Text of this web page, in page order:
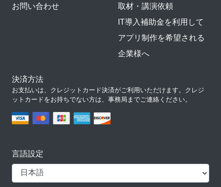
お問い合わせ
取材・講演依頼
IT導入補助金を利用して
アプリ制作を希望される
企業様へ
決済方法
お支払いは、クレジットカード決済がご利用いただけます。クレジ
ットカードをお持ちでない方は、事務局までご連絡ください。
言語設定